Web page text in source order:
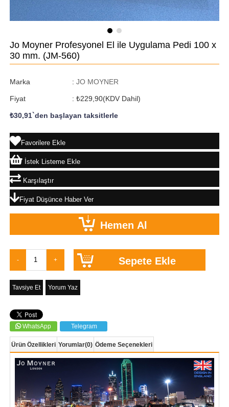
Jo Moyner Profesyonel El ile Uygulama Pedi 100 x
30 mm. (JM-560)
Marka : JO MOYNER
Fiyat : ₺229,90(KDV Dahil)
₺30,91`den başlayan taksitlerle
Favorilere Ekle
İstek Listeme Ekle
Karşılaştır
Fiyat Düşünce Haber Ver
Tavsiye Et Yorum Yaz
WhatsApp Telegram
Ürün Özellikleri Yorumlar(0) Ödeme Seçenekleri